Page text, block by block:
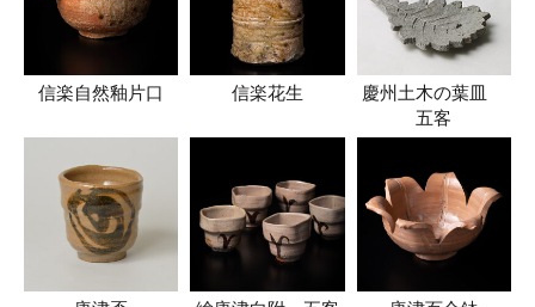
信楽自然釉片口 信楽花生
慶州土木の葉皿
五客